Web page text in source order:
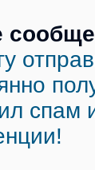
спам